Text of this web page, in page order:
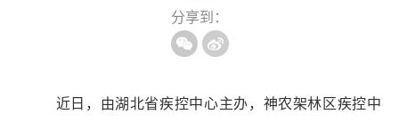
分享到：
近日， 由湖北省疾控中心主办，神农架林区疾控中